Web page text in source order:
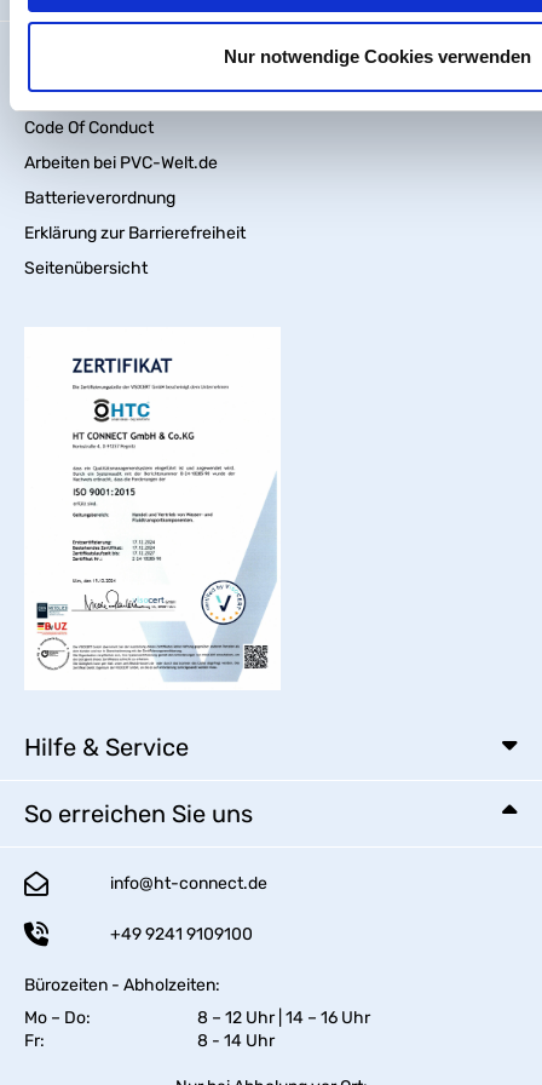
Nur notwendige Cookies verwenden
Wir über uns
Code Of Conduct
Arbeiten bei PVC-Welt.de
Batterieverordnung
Erklärung zur Barrierefreiheit
Seitenübersicht
Hilfe & Service
So erreichen Sie uns
info@ht-connect.de
+49 9241 9109100
Bürozeiten - Abholzeiten:
Mo – Do:
8 – 12 Uhr | 14 – 16 Uhr
Fr:
8 - 14 Uhr